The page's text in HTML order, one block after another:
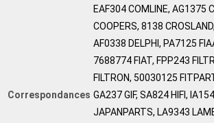
Correspondances
EAF304 COMLINE, AG1375
COOPERS, 8138
AF0338 DELPHI, PA7125
7688774 FIAT, FPP243
FILTRON, 50030125
GA237 GIF, SA824 HIFI,
JAPANPARTS, LA9343